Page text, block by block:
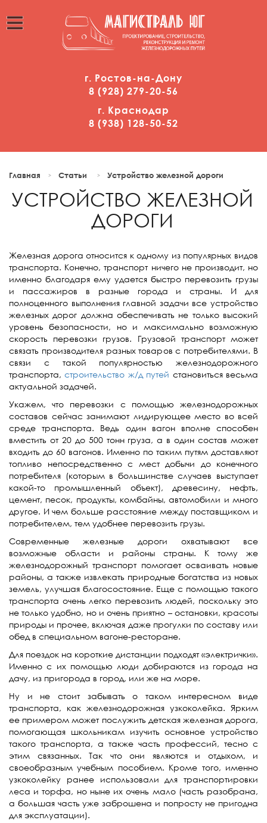
г. Ростов-на-Дону
8 (928) 279-20-56
г. Краснодар
8 (938) 1 28-50-52
Главная Статьи Устройство железной дороги
УСТРОЙСТВО ЖЕЛЕЗНОЙ
ДОРОГИ
Железная дорога относится к одному из популярных видов
транспорта. Конечно, транспорт ничего не производит, но
именно благодаря ему удается быстро перевозить грузы
и пассажиров в разные города и страны. И для
полноценного выполнения главной задачи все устройство
железных дорог должна обеспечивать не только высокий
уровень безопасности, но и максимально возможную
скорость перевозки грузов. Грузовой транспорт может
связать производителя разных товаров с потребителями. В
связи с такой популярностью железнодорожного
транспорта,строительство ж/д путей становиться весьма
актуальной задачей.
Укажем, что перевозки с помощью железнодорожных
составов сейчас занимают лидирующее место во всей
среде транспорта. Ведь один вагон вполне способен
вместить от 20 до 500 тонн груза, а в один состав может
входить до 60 вагонов. Именно по таким путям доставляют
топливо непосредственно с мест добычи до конечного
потребителя (которым в большинстве случаев выступает
какой-то промышленный объект), древесину, нефть,
цемент, песок, продукты, комбайны, автомобили и много
другое. И чем больше расстояние между поставщиком и
потребителем, тем удобнее перевозить грузы.
Современные железные дороги охватывают все
возможные области и районы страны. К тому же
железнодорожный транспорт помогает осваивать новые
районы, а также извлекать природные богатства из новых
земель, улучшая благосостояние. Еще с помощью такого
транспорта очень легко перевозить людей, поскольку это
не только удобно, но и очень приятно – остановки, красоты
природы и прочее, включая даже прогулки по составу или
обед в специальном вагоне-ресторане.
Для поездок на короткие дистанции подходят «электрички».
Именно с их помощью люди добираются из города на
дачу, из пригорода в город, или же на море.
Ну и не стоит забывать о таком интересном виде
транспорта, как железнодорожная узкоколейка. Ярким
ее примером может послужить детская железная дорога,
помогающая школьникам изучить основное устройство
такого транспорта, а также часть профессий, тесно с
этим связанных. Так что они являются и отдыхом, и
своеобразным учебным пособием. Кроме того, именно
узкоколейку ранее использовали для транспортировки
леса и торфа, но ныне их очень мало (часть разобрана,
а большая часть уже заброшена и попросту не пригодна
для эксплуатации).